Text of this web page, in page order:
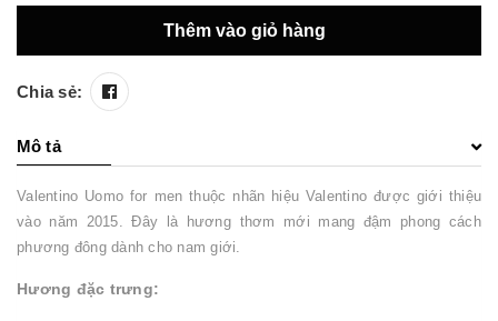
Thêm vào giỏ hàng
Chia sẻ:
Mô tả
Valentino Uomo for men thuộc nhãn hiệu Valentino được giới thiệu
vào năm 2015. Đây là hương thơm mới mang đậm phong cách
phương đông dành cho nam giới.
Hương đặc trưng: